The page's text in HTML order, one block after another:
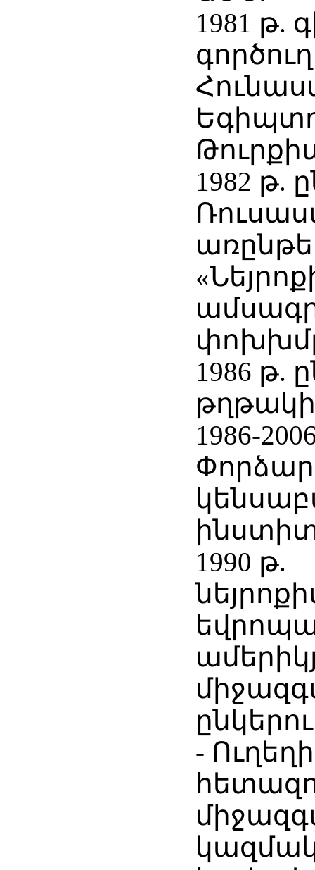
1981
1982 թ.
1986 թ.
1986-
1990 թ.
- Ուղեղի